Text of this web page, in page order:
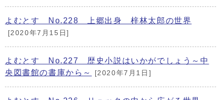
よむとす No.228 上郷出身 梓林太郎の世界
[2020年7月15日]
よむとす No.227 歴史小説はいかがでしょう～中
央図書館の書庫から～
[2020年7月1日]